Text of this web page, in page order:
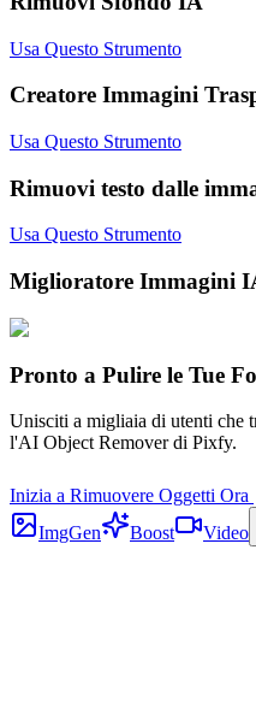
Usa Questo Strumento
Creatore Immagini
Usa Questo Strumento
Rimuovi testo dalle
Usa Questo Strumento
Miglioratore Immagini
Pronto a Pulire le Tue
Unisciti a migliaia di utenti che
l'AI Object Remover di Pixfy.
Inizia a Rimuovere Oggetti Ora
ImgGen
Boost Video